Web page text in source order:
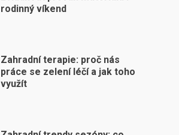
rodinný víkend
Zahradní terapie: proč nás
práce se zelení léčí a jak toho
využít